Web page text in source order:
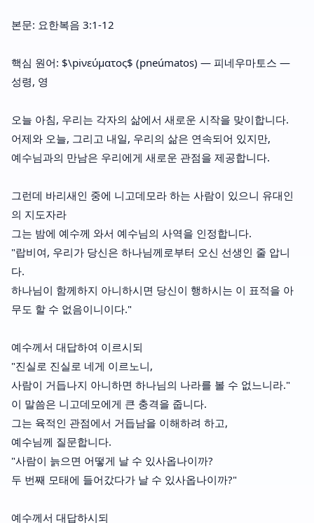
본문: 요한복음 3:1-12
핵심 원어: $\piνεύματος$ (pneúmatos) — 피네우마토스 —
성령, 영
오늘 아침, 우리는 각자의 삶에서 새로운 시작을 맞이합니다.
어제와 오늘, 그리고 내일, 우리의 삶은 연속되어 있지만,
예수님과의 만남은 우리에게 새로운 관점을 제공합니다.
그런데 바리새인 중에 니고데모라 하는 사람이 있으니 유대인
의 지도자라
그는 밤에 예수께 와서 예수님의 사역을 인정합니다.
"랍비여, 우리가 당신은 하나님께로부터 오신 선생인 줄 압니
다.
하나님이 함께하지 아니하시면 당신이 행하시는 이 표적을 아
무도 할 수 없음이니이다."
예수께서 대답하여 이르시되
"진실로 진실로 네게 이르노니,
사람이 거듭나지 아니하면 하나님의 나라를 볼 수 없느니라."
이 말씀은 니고데모에게 큰 충격을 줍니다.
그는 육적인 관점에서 거듭남을 이해하려 하고,
예수님께 질문합니다.
"사람이 늙으면 어떻게 날 수 있사옵나이까?
두 번째 모태에 들어갔다가 날 수 있사옵나이까?"
예수께서 대답하시되